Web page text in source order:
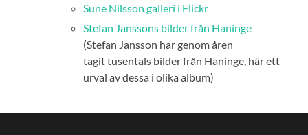
Sune Nilsson galleri i Flickr
Stefan Janssons bilder från Haninge
(Stefan Jansson har genom åren
tagit tusentals bilder från Haninge, här ett
urval av dessa i olika album)